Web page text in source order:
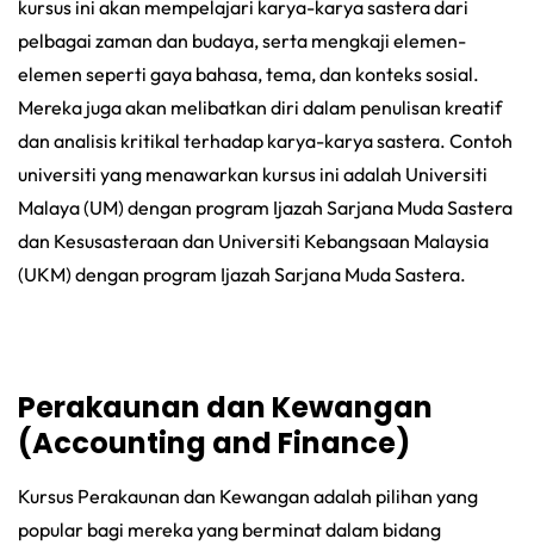
kursus ini akan mempelajari karya-karya sastera dari
pelbagai zaman dan budaya, serta mengkaji elemen-
elemen seperti gaya bahasa, tema, dan konteks sosial.
Mereka juga akan melibatkan diri dalam penulisan kreatif
dan analisis kritikal terhadap karya-karya sastera. Contoh
universiti yang menawarkan kursus ini adalah Universiti
Malaya (UM) dengan program Ijazah Sarjana Muda Sastera
dan Kesusasteraan dan Universiti Kebangsaan Malaysia
(UKM) dengan program Ijazah Sarjana Muda Sastera.
Perakaunan dan Kewangan
(Accounting and Finance)
Kursus Perakaunan dan Kewangan adalah pilihan yang
popular bagi mereka yang berminat dalam bidang